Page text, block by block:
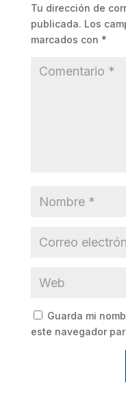
Tu dirección de
publicada. Los
marcados con *
Guarda mi
este navegador